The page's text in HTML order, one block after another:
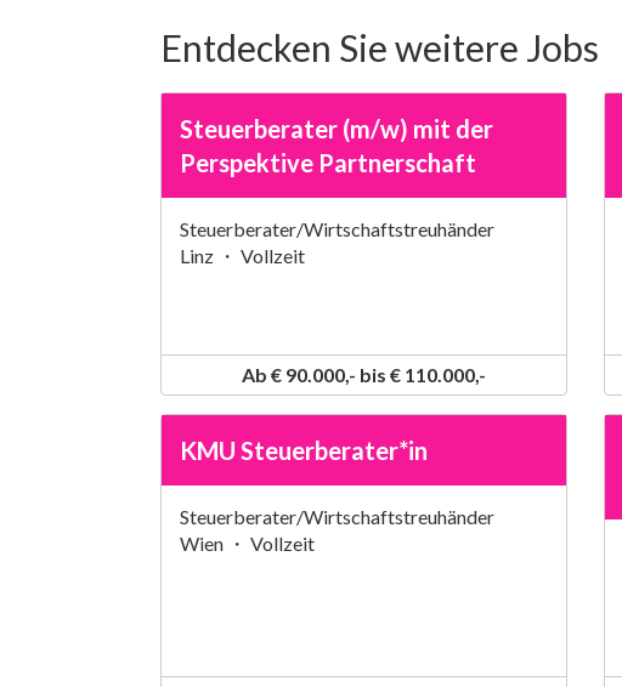
Entdecken Sie weitere Jobs
Steuerberater (m/w) mit der
Perspektive Partnerschaft
Steuerberater/Wirtschaftstreuhänder
Linz ・ Vollzeit
Ab € 90.000,- bis € 110.000,-
KMU Steuerberater*in
Steuerberater/Wirtschaftstreuhänder
Wien ・ Vollzeit